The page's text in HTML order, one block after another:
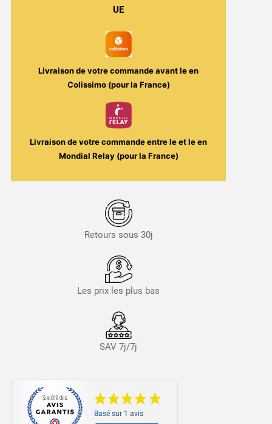
UE
Livraison de votre commande avant leen
Colissimo (pour la France)
Livraison de votre commande entre leet leen
Mondial Relay (pour la France)
Retours sous 30j
Les prix les plus bas
SAV 7j/7j
Basé sur 1 avis